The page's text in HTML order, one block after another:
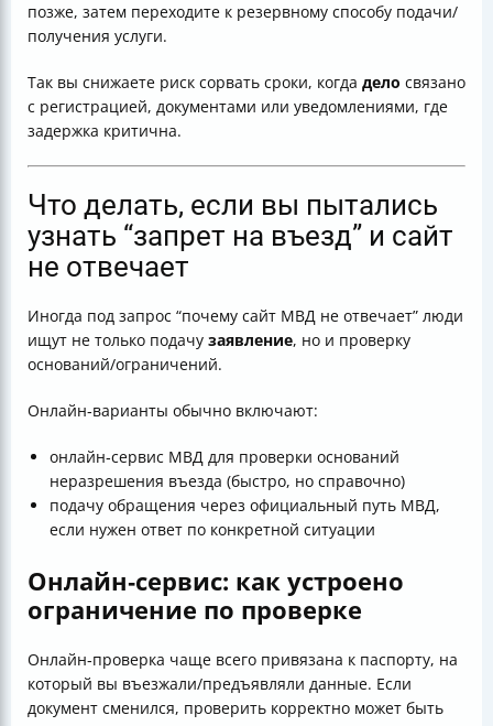
позже, затем переходите к резервному способу подачи/
получения услуги.
Так вы снижаете риск сорвать сроки, когда дело связано
с регистрацией, документами или уведомлениями, где
задержка критична.
Что делать, если вы пытались
узнать “запрет на въезд” и сайт
не отвечает
Иногда под запрос “почему сайт МВД не отвечает” люди
ищут не только подачу заявление, но и проверку
оснований/ограничений.
Онлайн‑варианты обычно включают:
онлайн‑сервис МВД для проверки оснований
неразрешения въезда (быстро, но справочно)
подачу обращения через официальный путь МВД,
если нужен ответ по конкретной ситуации
Онлайн‑сервис: как устроено
ограничение по проверке
Онлайн‑проверка чаще всего привязана к паспорту, на
который вы въезжали/предъявляли данные. Если
документ сменился, проверить корректно может быть